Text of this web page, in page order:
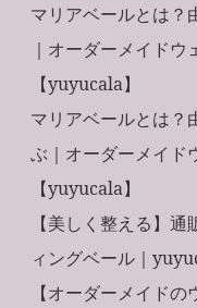
マリアベールとは？
｜オーダーメイド
【yuyucala】
マリアベールとは？
ぶ｜オーダーメイド
【yuyucala】
【美しく整える】
ィングベール｜
【オーダーメイド